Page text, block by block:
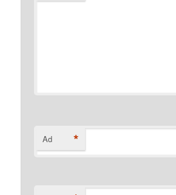
Ad *